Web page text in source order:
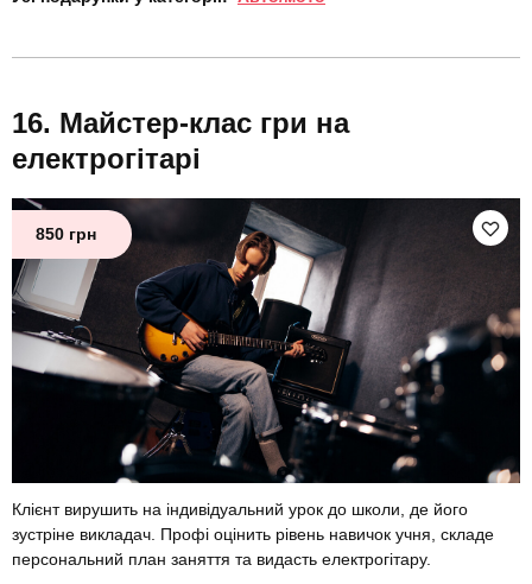
Майстер-клас гри на
електрогітарі
850 грн
Клієнт вирушить на індивідуальний урок до школи, де його
зустріне викладач. Профі оцінить рівень навичок учня, складе
персональний план заняття та видасть електрогітару.